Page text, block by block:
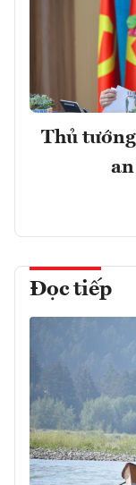
Thủ
Đọc tiếp